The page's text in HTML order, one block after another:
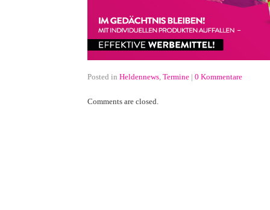
Posted in Heldennews, Termine | 0 Kommentare
Comments are closed.